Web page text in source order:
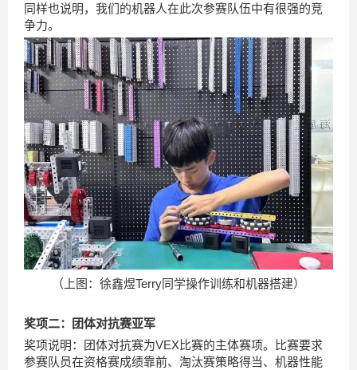
同样也说明，我们的机器人在此次参赛队伍中有很强的竞
争力。
（上图：徐鑫煜Terry同学操作训练和机器搭建）
奖项二：团体对抗赛亚军
奖项说明：团体对抗赛为VEX比赛的主体赛项。比赛要求
参赛队员在资格赛成绩靠前、淘汰赛策略得当、机器性能